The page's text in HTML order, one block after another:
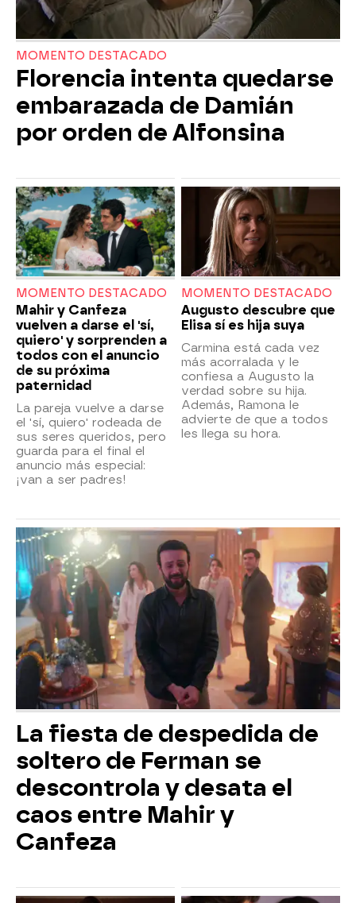
MOMENTO DESTACADO
Florencia intenta quedarse
embarazada de Damián
por orden de Alfonsina
MOMENTO DESTACADO
Mahir y Canfeza
vuelven a darse el 'sí,
quiero' y sorprenden a
todos con el anuncio
de su próxima
paternidad
La pareja vuelve a darse
el 'sí, quiero' rodeada de
sus seres queridos, pero
guarda para el final el
anuncio más especial:
¡van a ser padres!
MOMENTO DESTACADO
Augusto descubre que
Elisa sí es hija suya
Carmina está cada vez
más acorralada y le
confiesa a Augusto la
verdad sobre su hija.
Además, Ramona le
advierte de que a todos
les llega su hora.
La fiesta de despedida de
soltero de Ferman se
descontrola y desata el
caos entre Mahir y
Canfeza